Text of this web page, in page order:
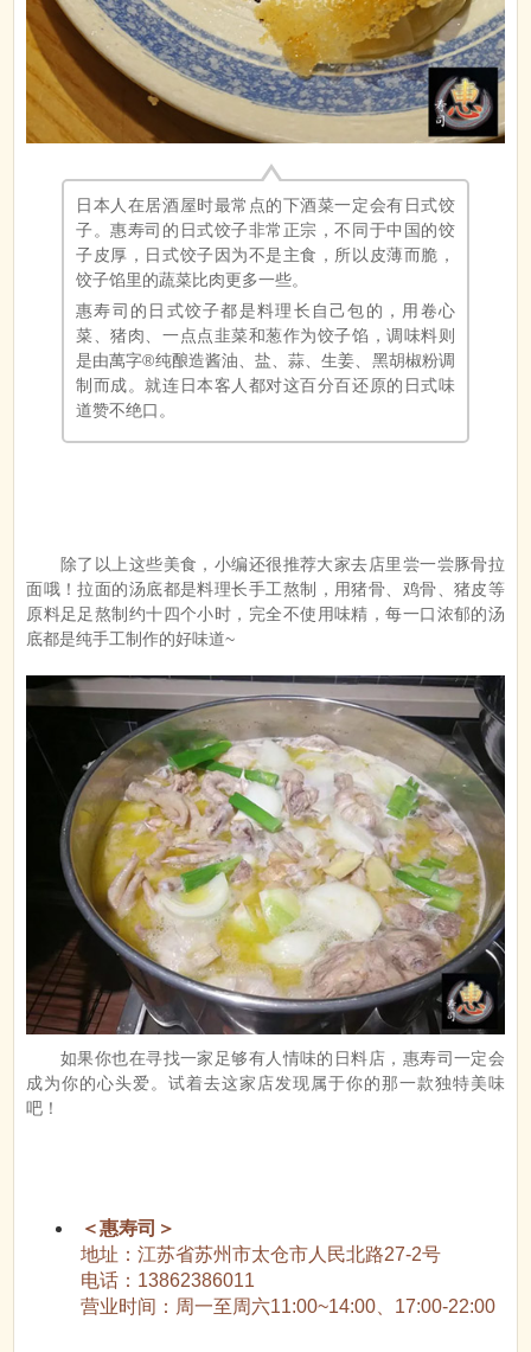
日本人在居酒屋时最常点的下酒菜一定会有日式饺
子。惠寿司的日式饺子非常正宗，不同于中国的饺
子皮厚，日式饺子因为不是主食，所以皮薄而脆，
饺子馅里的蔬菜比肉更多一些。
惠寿司的日式饺子都是料理长自己包的，用卷心
菜、猪肉、一点点韭菜和葱作为饺子馅，调味料则
是由萬字®纯酿造酱油、盐、蒜、生姜、黑胡椒粉调
制而成。就连日本客人都对这百分百还原的日式味
道赞不绝口。
除了以上这些美食，小编还很推荐大家去店里尝一尝豚骨拉
面哦！拉面的汤底都是料理长手工熬制，用猪骨、鸡骨、猪皮等
原料足足熬制约十四个小时，完全不使用味精，每一口浓郁的汤
底都是纯手工制作的好味道~
如果你也在寻找一家足够有人情味的日料店，惠寿司一定会
成为你的心头爱。试着去这家店发现属于你的那一款独特美味
吧！
＜惠寿司＞
地址：江苏省苏州市太仓市人民北路27-2号
电话：13862386011
营业时间：周一至周六11:00~14:00、17:00-22:00